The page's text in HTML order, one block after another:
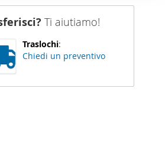
Ti aiutiamo!
Traslochi:
Chiedi un preventivo